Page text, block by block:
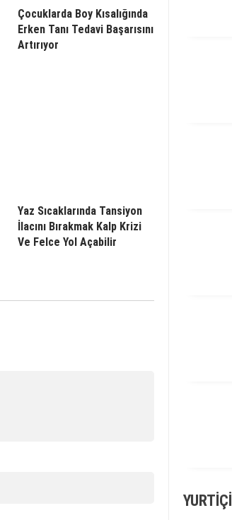
Çocuklarda Boy Kısalığında
Erken Tanı Tedavi Başarısını
Artırıyor
Yaz Sıcaklarında Tansiyon
İlacını Bırakmak Kalp Krizi
Ve Felce Yol Açabilir